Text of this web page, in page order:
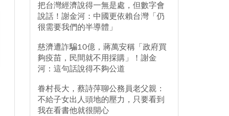
把台灣經濟說得一無是處，但數字會
說話！謝金河：中國更依賴台灣「仍
很需要我們的半導體」
慈濟遭詐騙10億，蔣萬安稱「政府買
夠疫苗，民間就不用採購」！謝金
河：這句話說得不夠公道
眷村長大，蔡詩萍聊公務員老父親：
不給子女出人頭地的壓力，只要看到
我在看書他就很開心